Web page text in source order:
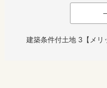
建築条件付土地 3【メリ